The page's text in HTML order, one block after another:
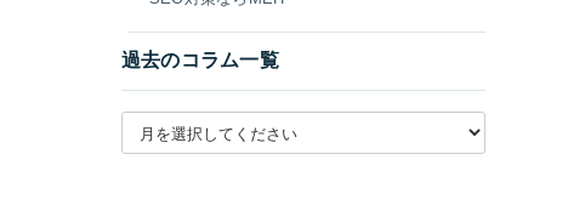
過去のコラム一覧
月別アーカイブを選択